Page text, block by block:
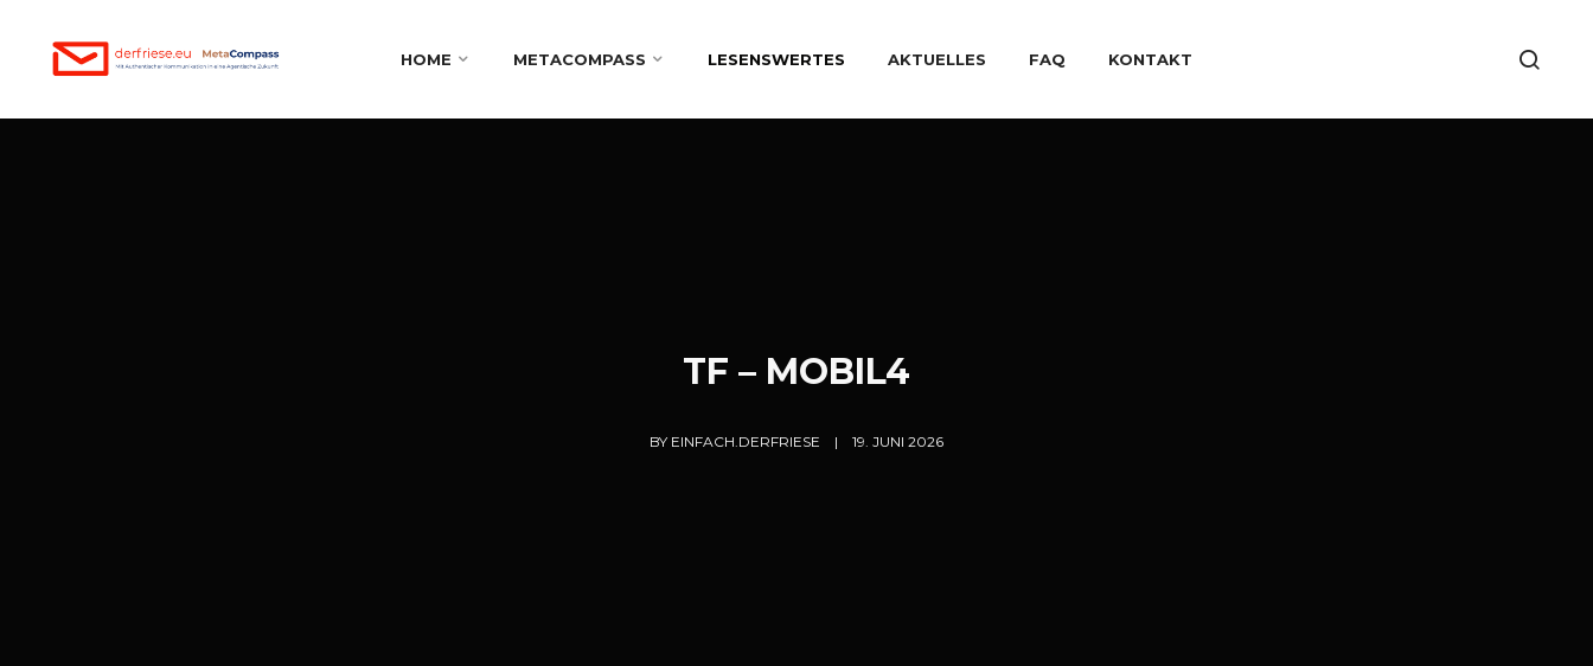
HOME METACOMPASS LESENSWERTES AKTUELLES FAQ KONTAKT
TF – MOBIL4
BY EINFACH.DERFRIESE 19. JUNI 2026